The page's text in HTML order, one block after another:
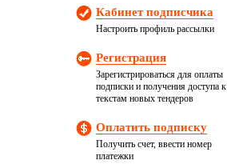
Кабинет подписчика
Настроить профиль рассылки
Регистрация
Зарегистрироваться для оплаты
подписки и получения доступа к
текстам новых тендеров
Оплатить подписку
Получить счет, ввести номер
платежки